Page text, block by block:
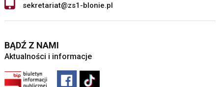
sekretariat@zs1-blonie.pl
BĄDŹ Z NAMI
Aktualności i informacje